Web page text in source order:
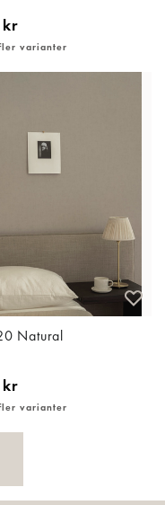
varianter
Natural
varianter